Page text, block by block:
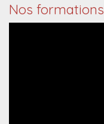
Nos formations